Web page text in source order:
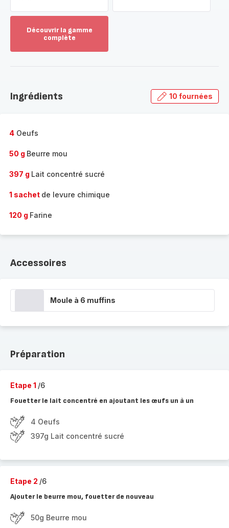
Découvrir la gamme
complète
gamme
Ingrédients 10 fournées
4 Oeufs
50 g Beurre mou
397 g Lait concentré sucré
1 sachet de levure chimique
120 g Farine
Accessoires
Moule à 6 muffins
Préparation
Etape 1 /6
Fouetter le lait concentré en ajoutant les œufs un à un
4 Oeufs
397g Lait concentré sucré
Etape 2 /6
Ajouter le beurre mou, fouetter de nouveau
50g Beurre mou